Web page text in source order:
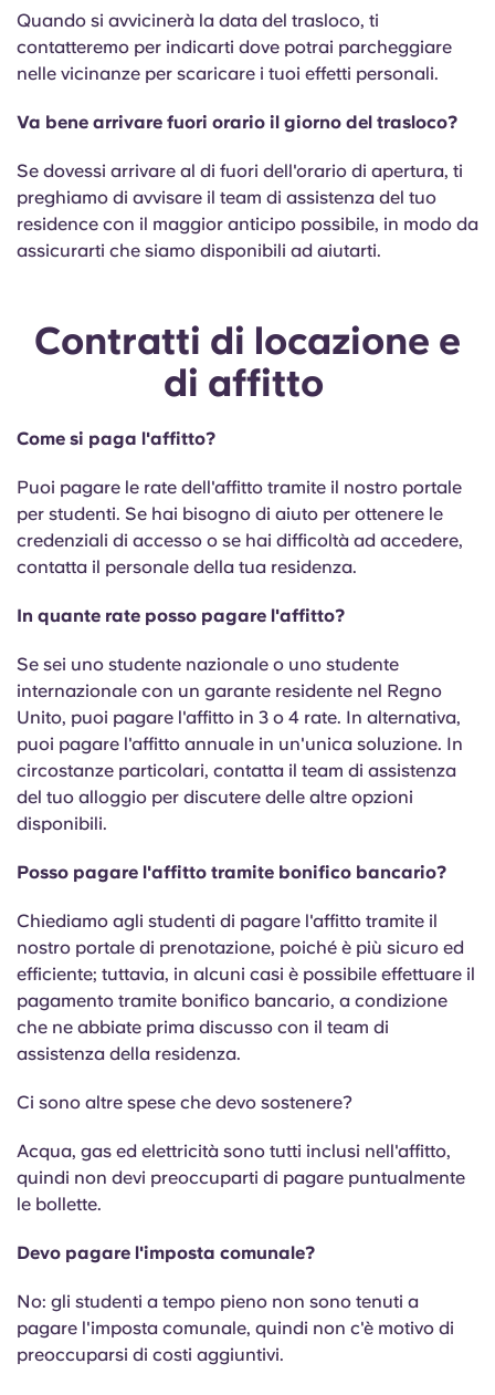
Quando si avvicinerà la data del trasloco, ti
contatteremo per indicarti dove potrai parcheggiare
nelle vicinanze per scaricare i tuoi effetti personali.
Va bene arrivare fuori orario il giorno del trasloco?
Se dovessi arrivare al di fuori dell'orario di apertura, ti
preghiamo di avvisare il team di assistenza del tuo
residence con il maggior anticipo possibile, in modo da
assicurarti che siamo disponibili ad aiutarti.
Contratti di locazione e
di affitto
Come si paga l'affitto?
Puoi pagare le rate dell'affitto tramite il nostro portale
per studenti. Se hai bisogno di aiuto per ottenere le
credenziali di accesso o se hai difficoltà ad accedere,
contatta il personale della tua residenza.
In quante rate posso pagare l'affitto?
Se sei uno studente nazionale o uno studente
internazionale con un garante residente nel Regno
Unito, puoi pagare l'affitto in 3 o 4 rate. In alternativa,
puoi pagare l'affitto annuale in un'unica soluzione. In
circostanze particolari, contatta il team di assistenza
del tuo alloggio per discutere delle altre opzioni
disponibili.
Posso pagare l'affitto tramite bonifico bancario?
Chiediamo agli studenti di pagare l'affitto tramite il
nostro portale di prenotazione, poiché è più sicuro ed
efficiente; tuttavia, in alcuni casi è possibile effettuare il
pagamento tramite bonifico bancario, a condizione
che ne abbiate prima discusso con il team di
assistenza della residenza.
Ci sono altre spese che devo sostenere?
Acqua, gas ed elettricità sono tutti inclusi nell'affitto,
quindi non devi preoccuparti di pagare puntualmente
le bollette.
Devo pagare l'imposta comunale?
No: gli studenti a tempo pieno non sono tenuti a
pagare l'imposta comunale, quindi non c'è motivo di
preoccuparsi di costi aggiuntivi.